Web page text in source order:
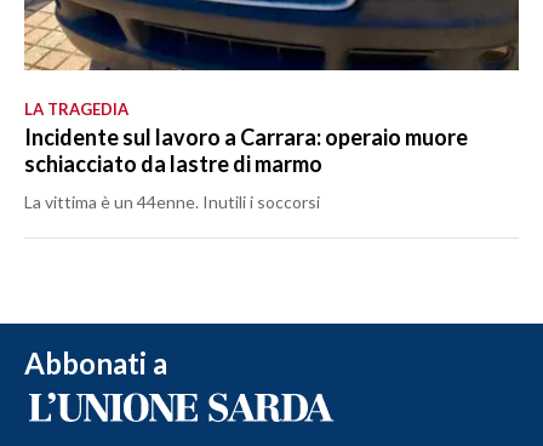
LA TRAGEDIA
Incidente sul lavoro a Carrara: operaio muore
schiacciato da lastre di marmo
La vittima è un 44enne. Inutili i soccorsi
Abbonati a